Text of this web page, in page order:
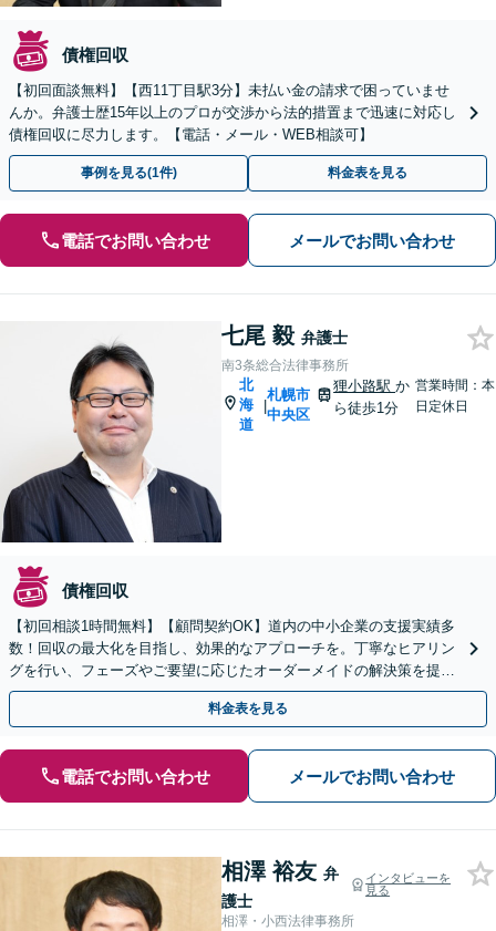
債権回収
【初回面談無料】【西11丁目駅3分】未払い金の請求で困っていませ
んか。弁護士歴15年以上のプロが交渉から法的措置まで迅速に対応し
債権回収に尽力します。【電話・メール・WEB相談可】
事例を見る(1件) 料金表を見る
電話でお問い合わせ メールでお問い合わせ
七尾 毅 弁護士
南3条総合法律事務所
北
海
道
|
札幌市
中央区
狸小路駅か
ら徒歩1分
営業時間：本
日定休日
債権回収
【初回相談1時間無料】【顧問契約OK】道内の中小企業の支援実績多
数！回収の最大化を目指し、効果的なアプローチを。丁寧なヒアリン
グを行い、フェーズやご要望に応じたオーダーメイドの解決策を提案
します【休日・夜間面談OK】【すすきの駅2分】
料金表を見る
電話でお問い合わせ メールでお問い合わせ
相澤 裕友 弁
護士
インタビューを
見る
相澤・小西法律事務所